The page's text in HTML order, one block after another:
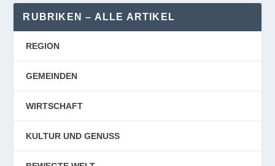
RUBRIKEN – ALLE ARTIKEL
REGION
GEMEINDEN
WIRTSCHAFT
KULTUR UND GENUSS